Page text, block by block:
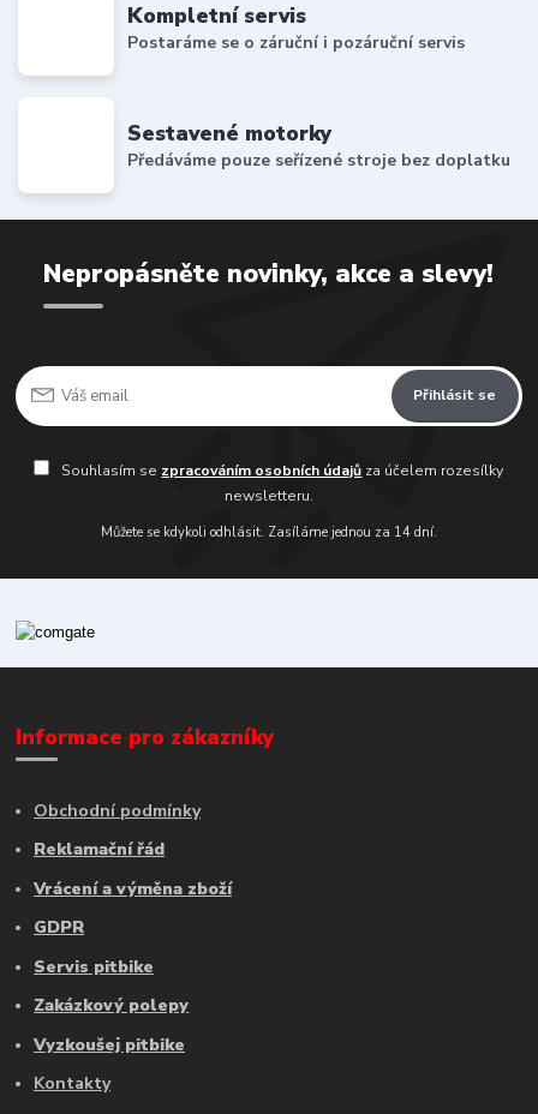
Kompletní servis
Postaráme se o záruční i pozáruční servis
Sestavené motorky
Předáváme pouze seřízené stroje bez doplatku
Nepropásněte novinky, akce a slevy!
Přihlásit se
Souhlasím se zpracováním osobních údajů za účelem rozesílky
newsletteru.
Můžete se kdykoli odhlásit. Zasíláme jednou za 14 dní.
Informace pro zákazníky
Obchodní podmínky
Reklamační řád
Vrácení a výměna zboží
GDPR
Servis pitbike
Zakázkový polepy
Vyzkoušej pitbike
Kontakty